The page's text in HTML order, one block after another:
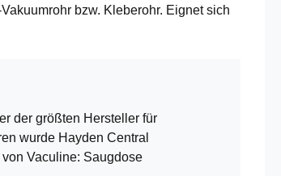
bzw. Kleberohr. Eignet sich
der größten Hersteller für
wurde Hayden Central
Vaculine: Saugdose